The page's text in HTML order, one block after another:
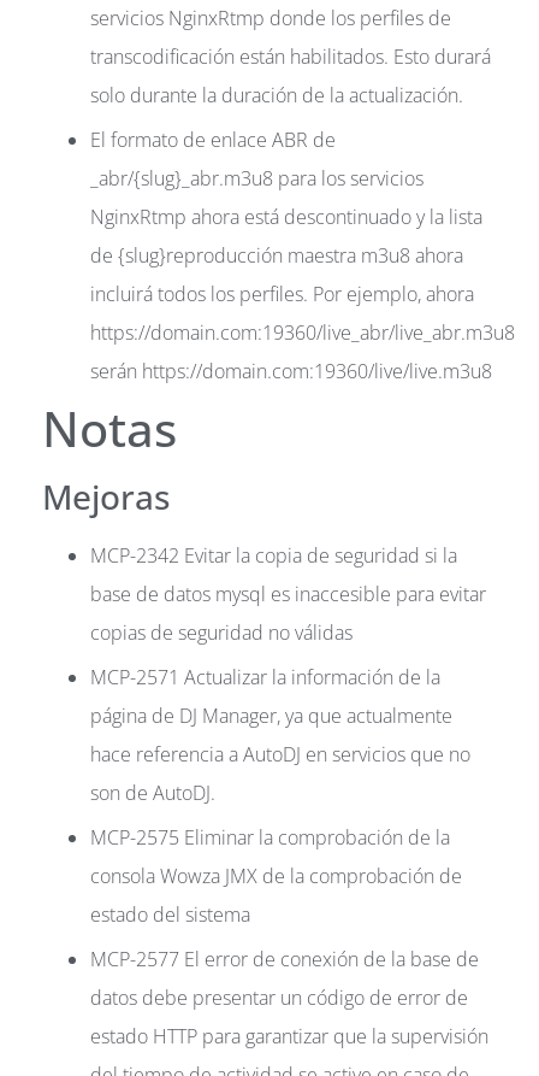
servicios NginxRtmp donde los perfiles de
transcodificación están habilitados. Esto durará
solo durante la duración de la actualización.
El formato de enlace ABR de
_abr/{slug}_abr.m3u8 para los servicios
NginxRtmp ahora está descontinuado y la lista
de {slug}reproducción maestra m3u8 ahora
incluirá todos los perfiles. Por ejemplo, ahora
https://domain.com:19360/live_abr/live_abr.m3u8
serán https://domain.com:19360/live/live.m3u8
Notas
Mejoras
MCP-2342 Evitar la copia de seguridad si la
base de datos mysql es inaccesible para evitar
copias de seguridad no válidas
MCP-2571 Actualizar la información de la
página de DJ Manager, ya que actualmente
hace referencia a AutoDJ en servicios que no
son de AutoDJ.
MCP-2575 Eliminar la comprobación de la
consola Wowza JMX de la comprobación de
estado del sistema
MCP-2577 El error de conexión de la base de
datos debe presentar un código de error de
estado HTTP para garantizar que la supervisión